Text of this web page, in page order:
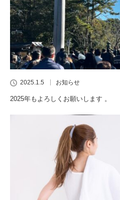
2025.1.5 お知らせ
2025年もよろしくお願いします 。